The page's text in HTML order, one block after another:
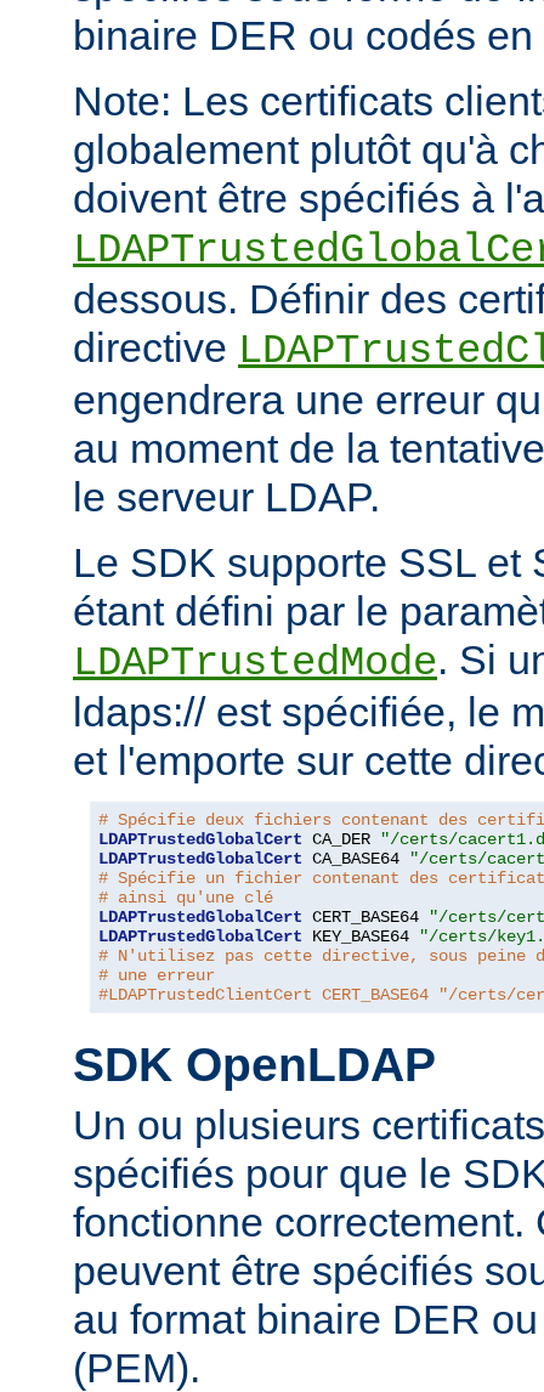
binaire DER ou codés
Note: Les certificats
globalement plutôt qu'à
doivent être spécifiés à
dessous. Définir des
directive
engendrera une erreur
au moment de la
le serveur LDAP.
Le SDK supporte SSL et
étant défini par le
LDAPTrustedMode. Si
ldaps:// est spécifiée, le
et l'emporte sur cette
# Spécifie deux fichiers contenant des
LDAPTrustedGlobalCert CA_DER
"/certs/
LDAPTrustedGlobalCert CA_BASE64
"/certs/
# Spécifie un fichier contenant des
# ainsi qu'une clé
LDAPTrustedGlobalCert CERT_BASE64
"/certs/
LDAPTrustedGlobalCert KEY_BASE64
"/certs/
# N'utilisez pas cette directive, sous peine
# une erreur
#LDAPTrustedClientCert CERT_BASE64 "/certs/
SDK OpenLDAP
Un ou plusieurs
spécifiés pour que le
fonctionne correctement.
peuvent être spécifiés
au format binaire DER
(PEM).